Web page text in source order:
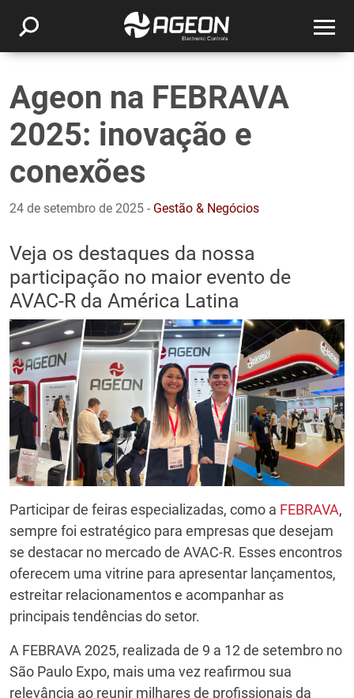
Ageon na FEBRAVA
2025: inovação e
conexões
24 de setembro de 2025 - Gestão & Negócios
Veja os destaques da nossa
participação no maior evento de
AVAC-R da América Latina
Participar de feiras especializadas, como a FEBRAVA,
sempre foi estratégico para empresas que desejam
se destacar no mercado de AVAC-R. Esses encontros
oferecem uma vitrine para apresentar lançamentos,
estreitar relacionamentos e acompanhar as
principais tendências do setor.
A FEBRAVA 2025, realizada de 9 a 12 de setembro no
São Paulo Expo, mais uma vez reafirmou sua
relevância ao reunir milhares de profissionais da